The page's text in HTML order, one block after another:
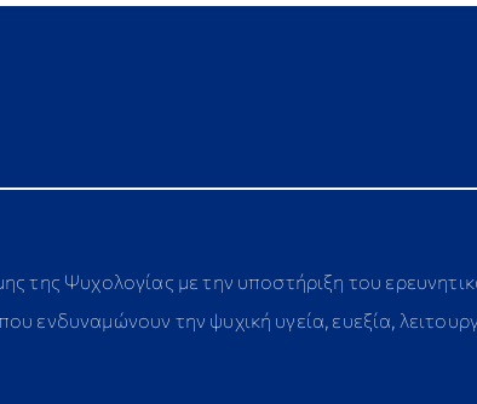
της Ψυχολογίας με την υποστήριξη του
ενδυναμώνουν την ψυχική υγεία, ευεξία,